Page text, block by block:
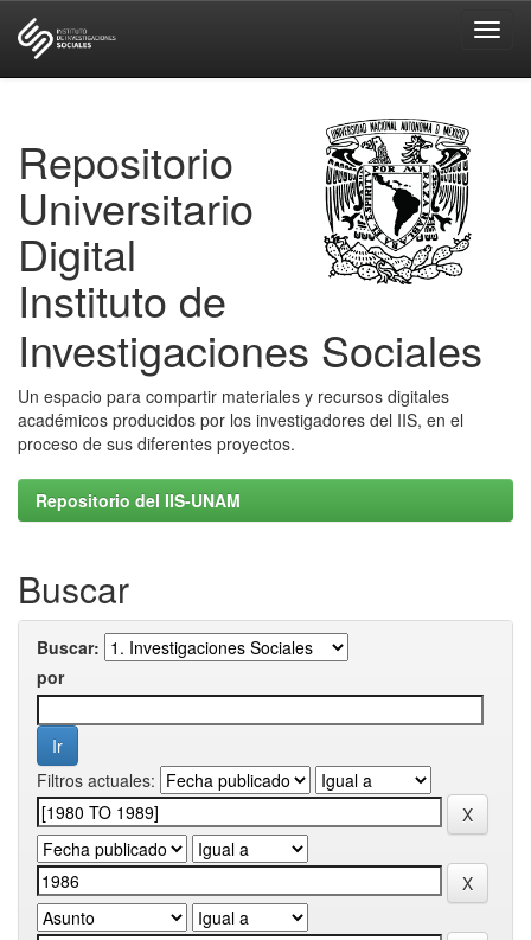
Repositorio
Universitario
Digital
Instituto de
Investigaciones Sociales
Un espacio para compartir materiales y recursos digitales
académicos producidos por los investigadores del IIS, en el
proceso de sus diferentes proyectos.
Repositorio del IIS-UNAM
Buscar
Buscar:
por
Filtros actuales: